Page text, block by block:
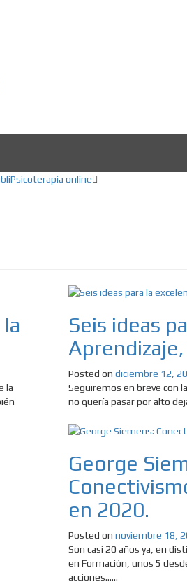
Psicoterapia online
la
Seis ideas
Posted on diciembre 12,
Seguiremos en breve con
no quería pasar por alto
George
en 2020.
Posted on noviembre 18,
Son casi 20 años ya, en
en Formación, unos 5
acciones......